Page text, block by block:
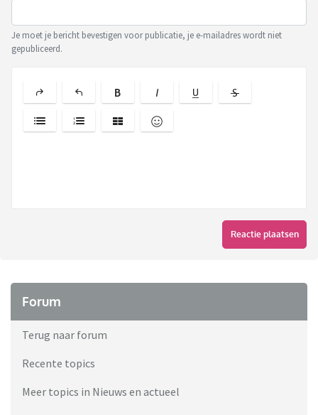
Je moet je bericht bevestigen voor publicatie, je e-mailadres wordt niet
gepubliceerd.
Reactie plaatsen
Forum
Terug naar forum
Recente topics
Meer topics in Nieuws en actueel